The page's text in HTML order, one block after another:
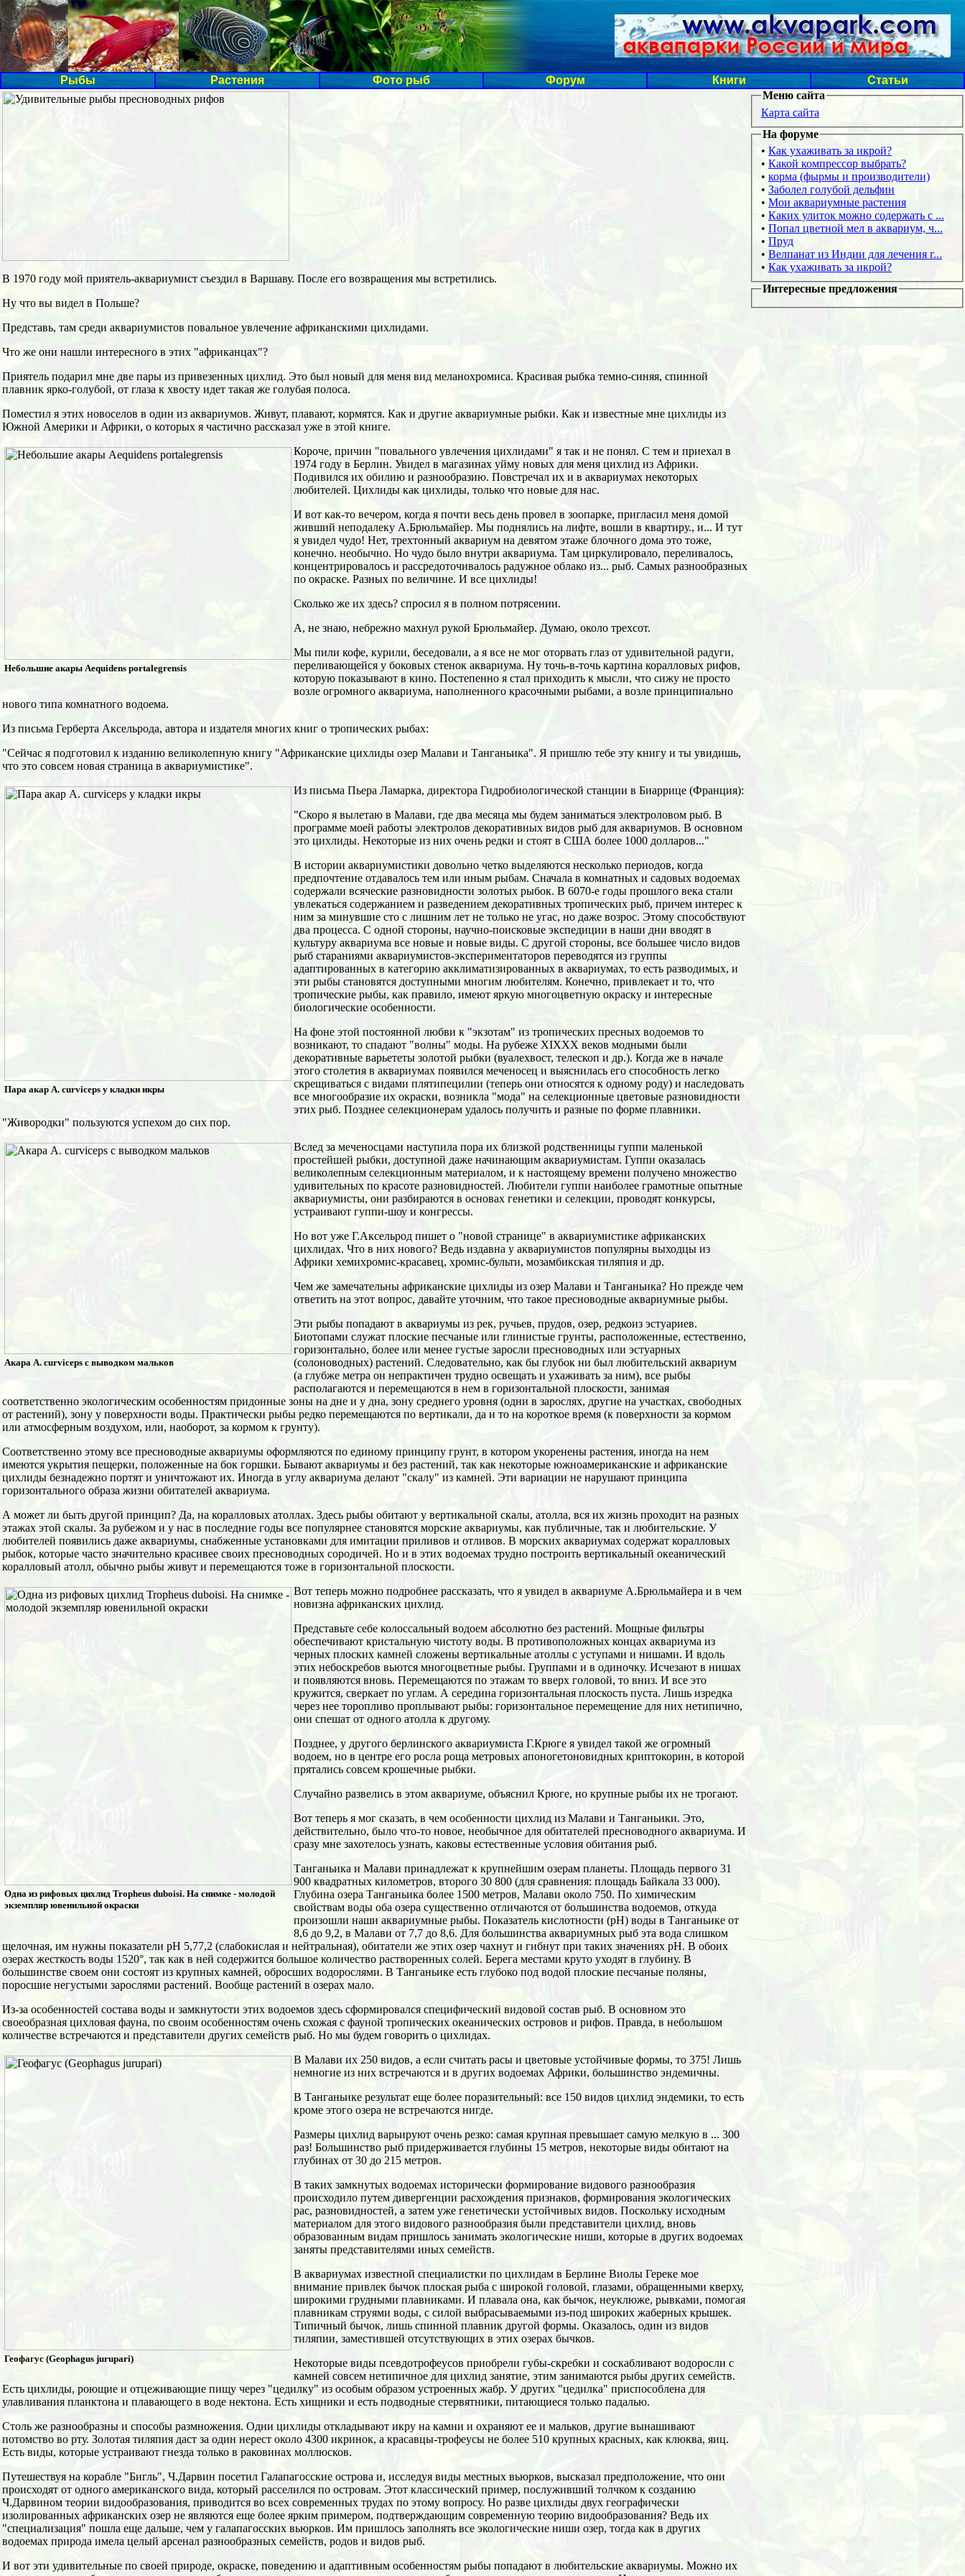
Рыбы Растения Фото рыб Форум Книги Статьи
В 1970 году мой приятель-аквариумист съездил в Варшаву. После его возвращения мы встретились.
Ну что вы видел в Польше?
Представь, там среди аквариумистов повальное увлечение африканскими цихлидами.
Что же они нашли интересного в этих "африканцах"?
Приятель подарил мне две пары из привезенных цихлид. Это был новый для меня вид меланохромиса. Красивая рыбка темно-синяя, спинной
плавник ярко-голубой, от глаза к хвосту идет такая же голубая полоса.
Поместил я этих новоселов в один из аквариумов. Живут, плавают, кормятся. Как и другие аквариумные рыбки. Как и известные мне цихлиды из
Южной Америки и Африки, о которых я частично рассказал уже в этой книге.
Небольшие акары Aequidens portalegrensis
Короче, причин "повального увлечения цихлидами" я так и не понял. С тем и приехал в
1974 году в Берлин. Увидел в магазинах уйму новых для меня цихлид из Африки.
Подивился их обилию и разнообразию. Повстречал их и в аквариумах некоторых
любителей. Цихлиды как цихлиды, только что новые для нас.
И вот как-то вечером, когда я почти весь день провел в зоопарке, пригласил меня домой
живший неподалеку А.Брюльмайер. Мы поднялись на лифте, вошли в квартиру., и... И тут
я увидел чудо! Нет, трехтонный аквариум на девятом этаже блочного дома это тоже,
конечно. необычно. Но чудо было внутри аквариума. Там циркулировало, переливалось,
концентрировалось и рассредоточивалось радужное облако из... рыб. Самых разнообразных
по окраске. Разных по величине. И все цихлиды!
Сколько же их здесь? спросил я в полном потрясении.
А, не знаю, небрежно махнул рукой Брюльмайер. Думаю, около трехсот.
Мы пили кофе, курили, беседовали, а я все не мог оторвать глаз от удивительной радуги,
переливающейся у боковых стенок аквариума. Ну точь-в-точь картина коралловых рифов,
которую показывают в кино. Постепенно я стал приходить к мысли, что сижу не просто
возле огромного аквариума, наполненного красочными рыбами, а возле принципиально
нового типа комнатного водоема.
Из письма Герберта Аксельрода, автора и издателя многих книг о тропических рыбах:
"Сейчас я подготовил к изданию великолепную книгу "Африканские цихлиды озер Малави и Танганьика". Я пришлю тебе эту книгу и ты увидишь,
что это совсем новая страница в аквариумистике".
Пара акар A. curviceps у кладки икры
Из письма Пьера Ламарка, директора Гидробиологической станции в Биаррице (Франция):
"Скоро я вылетаю в Малави, где два месяца мы будем заниматься электроловом рыб. В
программе моей работы электролов декоративных видов рыб для аквариумов. В основном
это цихлиды. Некоторые из них очень редки и стоят в США более 1000 долларов..."
В истории аквариумистики довольно четко выделяются несколько периодов, когда
предпочтение отдавалось тем или иным рыбам. Сначала в комнатных и садовых водоемах
содержали всяческие разновидности золотых рыбок. В 6070-е годы прошлого века стали
увлекаться содержанием и разведением декоративных тропических рыб, причем интерес к
ним за минувшие сто с лишним лет не только не угас, но даже возрос. Этому способствуют
два процесса. С одной стороны, научно-поисковые экспедиции в наши дни вводят в
культуру аквариума все новые и новые виды. С другой стороны, все большее число видов
рыб стараниями аквариумистов-экспериментаторов переводятся из группы
адаптированных в категорию акклиматизированных в аквариумах, то есть разводимых, и
эти рыбы становятся доступными многим любителям. Конечно, привлекает и то, что
тропические рыбы, как правило, имеют яркую многоцветную окраску и интересные
биологические особенности.
На фоне этой постоянной любви к "экзотам" из тропических пресных водоемов то
возникают, то спадают "волны" моды. На рубеже XIXXX веков модными были
декоративные варьететы золотой рыбки (вуалехвост, телескоп и др.). Когда же в начале
этого столетия в аквариумах появился меченосец и выяснилась его способность легко
скрещиваться с видами плятипецилии (теперь они относятся к одному роду) и наследовать
все многообразие их окраски, возникла "мода" на селекционные цветовые разновидности
этих рыб. Позднее селекционерам удалось получить и разные по форме плавники.
"Живородки" пользуются успехом до сих пор.
Акара A. curviceps с выводком мальков
Вслед за меченосцами наступила пора их близкой родственницы гуппи маленькой
простейшей рыбки, доступной даже начинающим аквариумистам. Гуппи оказалась
великолепным селекционным материалом, и к настоящему времени получено множество
удивительных по красоте разновидностей. Любители гуппи наиболее грамотные опытные
аквариумисты, они разбираются в основах генетики и селекции, проводят конкурсы,
устраивают гуппи-шоу и конгрессы.
Но вот уже Г.Аксельрод пишет о "новой странице" в аквариумистике африканских
цихлидах. Что в них нового? Ведь издавна у аквариумистов популярны выходцы из
Африки хемихромис-красавец, хромис-бульти, мозамбикская тиляпия и др.
Чем же замечательны африканские цихлиды из озер Малави и Танганьика? Но прежде чем
ответить на этот вопрос, давайте уточним, что такое пресноводные аквариумные рыбы.
Эти рыбы попадают в аквариумы из рек, ручьев, прудов, озер, редкоиз эстуариев.
Биотопами служат плоские песчаные или глинистые грунты, расположенные, естественно,
горизонтально, более или менее густые заросли пресноводных или эстуарных
(солоноводных) растений. Следовательно, как бы глубок ни был любительский аквариум
(а глубже метра он непрактичен трудно освещать и ухаживать за ним), все рыбы
располагаются и перемещаются в нем в горизонтальной плоскости, занимая
соответственно экологическим особенностям придонные зоны на дне и у дна, зону среднего уровня (одни в зарослях, другие на участках, свободных
от растений), зону у поверхности воды. Практически рыбы редко перемещаются по вертикали, да и то на короткое время (к поверхности за кормом
или атмосферным воздухом, или, наоборот, за кормом к грунту).
Соответственно этому все пресноводные аквариумы оформляются по единому принципу грунт, в котором укоренены растения, иногда на нем
имеются укрытия пещерки, положенные на бок горшки. Бывают аквариумы и без растений, так как некоторые южноамериканские и африканские
цихлиды безнадежно портят и уничтожают их. Иногда в углу аквариума делают "скалу" из камней. Эти вариации не нарушают принципа
горизонтального образа жизни обитателей аквариума.
А может ли быть другой принцип? Да, на коралловых атоллах. Здесь рыбы обитают у вертикальной скалы, атолла, вся их жизнь проходит на разных
этажах этой скалы. За рубежом и у нас в последние годы все популярнее становятся морские аквариумы, как публичные, так и любительские. У
любителей появились даже аквариумы, снабженные установками для имитации приливов и отливов. В морских аквариумах содержат коралловых
рыбок, которые часто значительно красивее своих пресноводных сородичей. Но и в этих водоемах трудно построить вертикальный океанический
коралловый атолл, обычно рыбы живут и перемещаются тоже в горизонтальной плоскости.
Одна из рифовых цихлид Tropheus duboisi. На снимке - молодой
экземпляр ювенильной окраски
Вот теперь можно подробнее рассказать, что я увидел в аквариуме А.Брюльмайера и в чем
новизна африканских цихлид.
Представьте себе колоссальный водоем абсолютно без растений. Мощные фильтры
обеспечивают кристальную чистоту воды. В противоположных концах аквариума из
черных плоских камней сложены вертикальные атоллы с уступами и нишами. И вдоль
этих небоскребов вьются многоцветные рыбы. Группами и в одиночку. Исчезают в нишах
и появляются вновь. Перемещаются по этажам то вверх головой, то вниз. И все это
кружится, сверкает по углам. А середина горизонтальная плоскость пуста. Лишь изредка
через нее торопливо проплывают рыбы: горизонтальное перемещение для них нетипично,
они спешат от одного атолла к другому.
Позднее, у другого берлинского аквариумиста Г.Крюге я увидел такой же огромный
водоем, но в центре его росла роща метровых апоногетоновидных криптокорин, в которой
прятались совсем крошечные рыбки.
Случайно развелись в этом аквариуме, объяснил Крюге, но крупные рыбы их не трогают.
Вот теперь я мог сказать, в чем особенности цихлид из Малави и Танганьики. Это,
действительно, было что-то новое, необычное для обитателей пресноводного аквариума. И
сразу мне захотелось узнать, каковы естественные условия обитания рыб.
Танганьика и Малави принадлежат к крупнейшим озерам планеты. Площадь первого 31
900 квадратных километров, второго 30 800 (для сравнения: площадь Байкала 33 000).
Глубина озера Танганьика более 1500 метров, Малави около 750. По химическим
свойствам воды оба озера существенно отличаются от большинства водоемов, откуда
произошли наши аквариумные рыбы. Показатель кислотности (рН) воды в Танганьике от
8,6 до 9,2, в Малави от 7,7 до 8,6. Для большинства аквариумных рыб эта вода слишком
щелочная, им нужны показатели рН 5,77,2 (слабокислая и нейтральная), обитатели же этих озер чахнут и гибнут при таких значениях рН. В обоих
озерах жесткость воды 1520°, так как в ней содержится большое количество растворенных солей. Берега местами круто уходят в глубину. В
большинстве своем они состоят из крупных камней, обросших водорослями. В Танганьике есть глубоко под водой плоские песчаные поляны,
поросшие негустыми зарослями растений. Вообще растений в озерах мало.
Из-за особенностей состава воды и замкнутости этих водоемов здесь сформировался специфический видовой состав рыб. В основном это
своеобразная цихловая фауна, по своим особенностям очень схожая с фауной тропических океанических островов и рифов. Правда, в небольшом
количестве встречаются и представители других семейств рыб. Но мы будем говорить о цихлидах.
Геофагус (Geophagus jurupari)
В Малави их 250 видов, а если считать расы и цветовые устойчивые формы, то 375! Лишь
немногие из них встречаются и в других водоемах Африки, большинство эндемичны.
В Танганьике результат еще более поразительный: все 150 видов цихлид эндемики, то есть
кроме этого озера не встречаются нигде.
Размеры цихлид варьируют очень резко: самая крупная превышает самую мелкую в ... 300
раз! Большинство рыб придерживается глубины 15 метров, некоторые виды обитают на
глубинах от 30 до 215 метров.
В таких замкнутых водоемах исторически формирование видового разнообразия
происходило путем дивергенции расхождения признаков, формирования экологических
рас, разновидностей, а затем уже генетически устойчивых видов. Поскольку исходным
материалом для этого видового разнообразия были представители цихлид, вновь
образованным видам пришлось занимать экологические ниши, которые в других водоемах
заняты представителями иных семейств.
В аквариумах известной специалистки по цихлидам в Берлине Виолы Гереке мое
внимание привлек бычок плоская рыба с широкой головой, глазами, обращенными кверху,
широкими грудными плавниками. И плавала она, как бычок, неуклюже, рывками, помогая
плавникам струями воды, с силой выбрасываемыми из-под широких жаберных крышек.
Типичный бычок, лишь спинной плавник другой формы. Оказалось, один из видов
тиляпии, заместившей отсутствующих в этих озерах бычков.
Некоторые виды псевдотрофеусов приобрели губы-скребки и соскабливают водоросли с
камней совсем нетипичное для цихлид занятие, этим занимаются рыбы других семейств.
Есть цихлиды, роющие и отцеживающие пищу через "цедилку" из особым образом устроенных жабр. У других "цедилка" приспособлена для
улавливания планктона и плавающего в воде нектона. Есть хищники и есть подводные стервятники, питающиеся только падалью.
Столь же разнообразны и способы размножения. Одни цихлиды откладывают икру на камни и охраняют ее и мальков, другие вынашивают
потомство во рту. Золотая тиляпия даст за один нерест около 4300 икринок, а красавцы-трофеусы не более 510 крупных красных, как клюква, яиц.
Есть виды, которые устраивают гнезда только в раковинах моллюсков.
Путешествуя на корабле "Бигль", Ч.Дарвин посетил Галапагосские острова и, исследуя виды местных вьюрков, высказал предположение, что они
происходят от одного американского вида, который расселился по островам. Этот классический пример, послуживший толчком к созданию
Ч.Дарвином теории видообразования, приводится во всех современных трудах по этому вопросу. Но разве цихлиды двух географически
изолированных африканских озер не являются еще более ярким примером, подтверждающим современную теорию видообразования? Ведь их
"специализация" пошла еще дальше, чем у галапагосских вьюрков. Им пришлось заполнять все экологические ниши озер, тогда как в других
водоемах природа имела целый арсенал разнообразных семейств, родов и видов рыб.
И вот эти удивительные по своей природе, окраске, поведению и адаптивным особенностям рыбы попадают в любительские аквариумы. Можно их
Меню сайта
Карта сайта
На форуме
• Как ухаживать за икрой?
• Какой компрессор выбрать?
• корма (фырмы и производители)
• Заболел голубой дельфин
• Мои аквариумные растения
• Каких улиток можно содержать с ...
• Попал цветной мел в аквариум, ч...
• Пруд
• Велпанат из Индии для лечения г...
• Как ухаживать за икрой?
Интересные предложения